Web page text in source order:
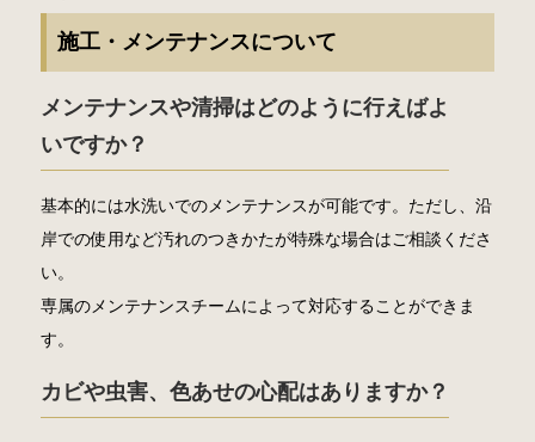
施工・メンテナンスについて
メンテナンスや清掃はどのように行えばよ
いですか？
基本的には水洗いでのメンテナンスが可能です。ただし、沿
岸での使用など汚れのつきかたが特殊な場合はご相談くださ
い。
専属のメンテナンスチームによって対応することができま
す。
カビや虫害、色あせの心配はありますか？